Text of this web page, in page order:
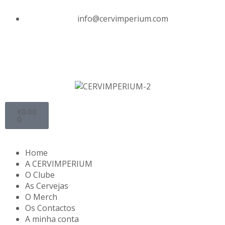
info@cervimperium.com
€0.00
0
Home
A CERVIMPERIUM
O Clube
As Cervejas
O Merch
Os Contactos
A minha conta